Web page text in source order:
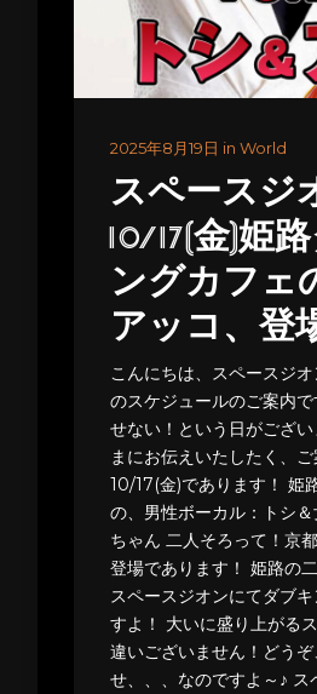
2025年8月19日 in World
スペース
10/17(金)姫
ングカフェ
アッコ、登
こんにちは、スペースジ
のスケジュールのご案内
せない！という日がござ
まにお伝えいたしたく、ご
10/17(金)であります！ 姫
の、男性ボーカル：トシ
ちゃん 二人そろって！京
登場であります！ 姫路の
スペースジオンにてダブ
すよ！ 大いに盛り上がる
違いございません！どう
せ、、、なのですよ～♪